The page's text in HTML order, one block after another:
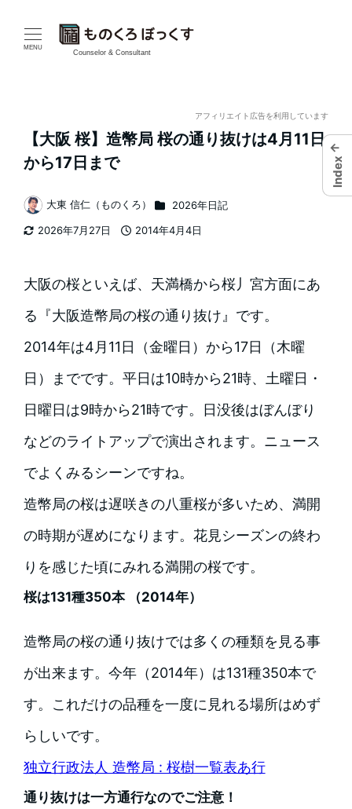
MENU
Counselor & Consultant
アフィリエイト広告を利用しています
【大阪 桜】造幣局 桜の通り抜けは4月11日
から17日まで
2026年7月27日
2014年4月4日
著
者
大東 信仁（ものくろ） カテゴリー
2026年日記
大阪の桜といえば、天満橋から桜丿宮方面にあ
る『大阪造幣局の桜の通り抜け』です。
2014年は4月11日（金曜日）から17日（木曜
日）までです。平日は10時から21時、土曜日・
日曜日は9時から21時です。日没後はぼんぼり
などのライトアップで演出されます。ニュース
でよくみるシーンですね。
造幣局の桜は遅咲きの八重桜が多いため、満開
の時期が遅めになります。花見シーズンの終わ
りを感じた頃にみれる満開の桜です。
桜は131種350本 （2014年）
造幣局の桜の通り抜けでは多くの種類を見る事
が出来ます。今年（2014年）は131種350本で
す。これだけの品種を一度に見れる場所はめず
らしいです。
独立行政法人 造幣局 : 桜樹一覧表あ行
通り抜けは一方通行なのでご注意！
←
Index